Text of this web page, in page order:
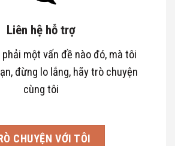
Liên hệ hỗ trợ
phải một vấn đề nào đó, mà tôi
đừng lo lắng, hãy trò chuyện
cùng tôi
CHUYỆN VỚI TÔI